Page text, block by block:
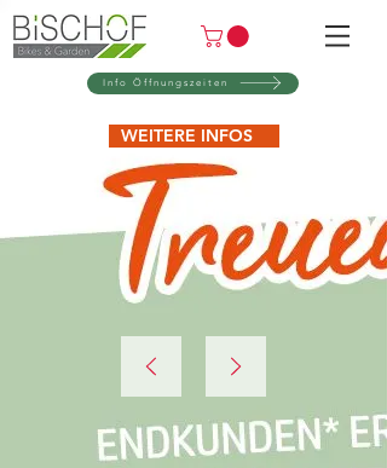
Info Öffnungszeiten
WEITERE INFOS